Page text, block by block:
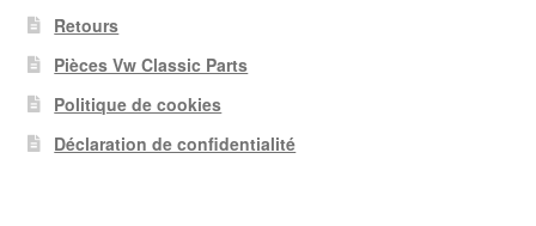
Retours
Pièces Vw Classic Parts
Politique de cookies
Déclaration de confidentialité